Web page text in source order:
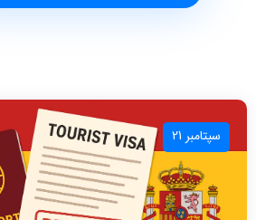
سپتامبر 21